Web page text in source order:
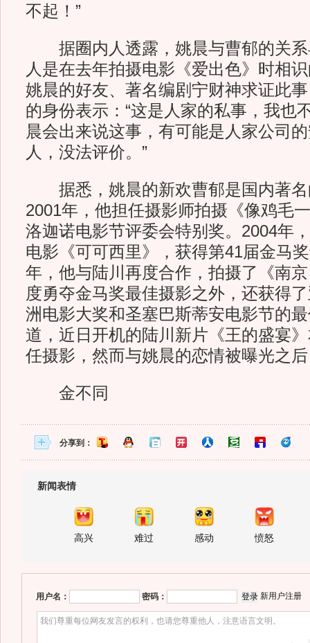
不起！”
据圈内人透露，姚晨与曹郁的关系
人是在去年拍摄电影《爱出色》时相
姚晨的好友、著名编剧宁财神求证此
的身份表示：“这是人家的私事，我也
晨会出来说这事，有可能是人家公司
人，没法评价。”
据悉，姚晨的新欢曹郁是国内著名
2001年，他担任摄影师拍摄《像鸡毛
洛迦诺电影节评委会特别奖。2004年
电影《可可西里》，获得第41届金马
年，他与陆川再度合作，拍摄了《南
度勇夺金马奖最佳摄影之外，还获得
洲电影大奖和圣塞巴斯蒂安电影节的
道，近日开机的陆川新片《王的盛宴
任摄影，然而与姚晨的恋情被曝光之
金不同
分享到：
新闻表情
高兴 难过 感动 愤怒
用户名： 密码： 新用户注册